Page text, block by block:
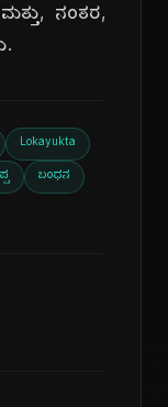
ನಂತರ,
Lokayukta
ಬಂಧನ